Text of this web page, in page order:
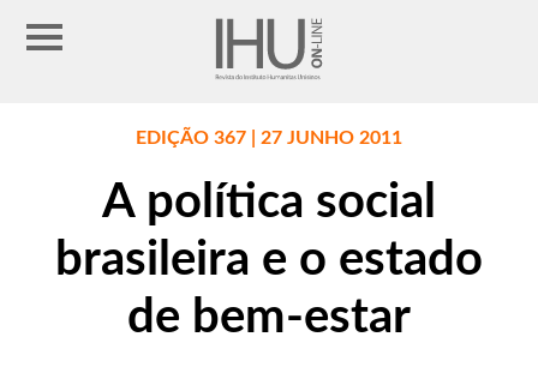
EDIÇÃO 367 | 27 JUNHO 2011
A política social
brasileira e o estado
de bem-estar